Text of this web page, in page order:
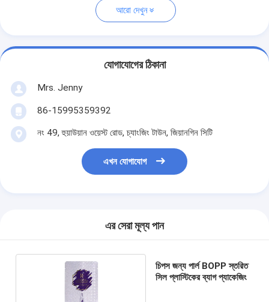
আরো দেখুন
যোগাযোগের ঠিকানা
Mrs. Jenny
86-15995359392
নং 49, হুয়াউয়ান ওয়েস্ট রোড, চ্যাংজিং টাউন, জিয়ানগিন সিটি
এখন যোগাযোগ
এর সেরা মূল্য পান
চিপস জন্য পার্ল BOPP স্তরিত
সিল প্লাস্টিকের ব্যাগ প্যাকেজিং